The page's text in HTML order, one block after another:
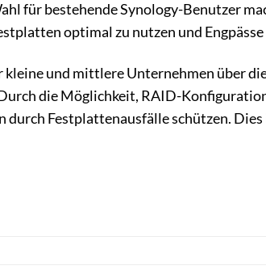
für bestehende Synology-Benutzer
optimal zu nutzen und
und mittlere Unternehmen über
die Möglichkeit, RAID-
Festplattenausfälle schützen.